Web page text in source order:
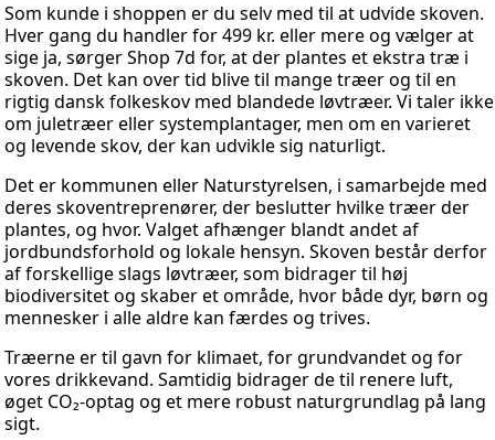
Som kunde i shoppen er du selv med til at udvide skoven.
Hver gang du handler for 499 kr. eller mere og vælger at
sige ja, sørger Shop 7d for, at der plantes et ekstra træ i
skoven. Det kan over tid blive til mange træer og til en
rigtig dansk folkeskov med blandede løvtræer. Vi taler ikke
om juletræer eller systemplantager, men om en varieret
og levende skov, der kan udvikle sig naturligt.
Det er kommunen eller Naturstyrelsen, i samarbejde med
deres skoventreprenører, der beslutter hvilke træer der
plantes, og hvor. Valget afhænger blandt andet af
jordbundsforhold og lokale hensyn. Skoven består derfor
af forskellige slags løvtræer, som bidrager til høj
biodiversitet og skaber et område, hvor både dyr, børn og
mennesker i alle aldre kan færdes og trives.
Træerne er til gavn for klimaet, for grundvandet og for
vores drikkevand. Samtidig bidrager de til renere luft,
øget CO₂-optag og et mere robust naturgrundlag på lang
sigt.